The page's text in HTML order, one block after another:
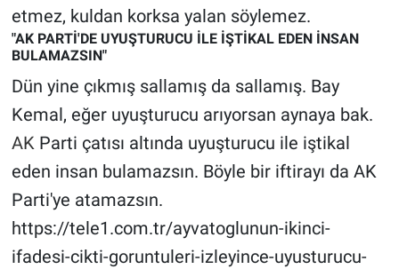
etmez, kuldan korksa yalan söylemez.
"AK PARTİ'DE UYUŞTURUCU İLE İŞTİKAL EDEN İNSAN
BULAMAZSIN"
Dün yine çıkmış sallamış da sallamış. Bay
Kemal, eğer uyuşturucu arıyorsan aynaya bak.
AK Parti çatısı altında uyuşturucu ile iştikal
eden insan bulamazsın. Böyle bir iftirayı da AK
Parti'ye atamazsın.
https://tele1.com.tr/ayvatoglunun-ikinci-
ifadesi-cikti-goruntuleri-izleyince-uyusturucu-